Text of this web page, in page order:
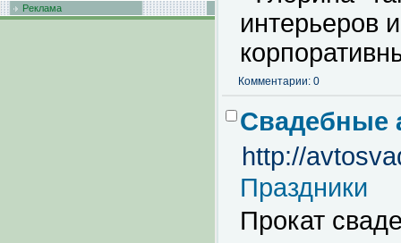
Реклама
интерьеров
Комментарии: 0
Свадебные
http://
Праздники
Прокат